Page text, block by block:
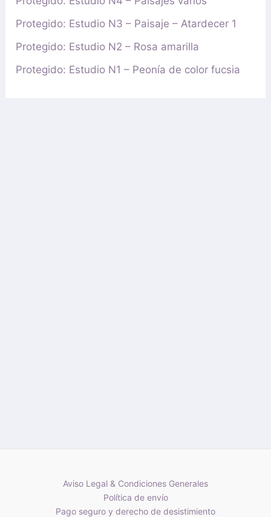
Protegido: Estudio N3 – Paisaje – Atardecer 1
Protegido: Estudio N2 – Rosa amarilla
Protegido: Estudio N1 – Peonía de color fucsia
Aviso Legal & Condiciones Generales
Política de envío
Pago seguro y derecho de desistimiento